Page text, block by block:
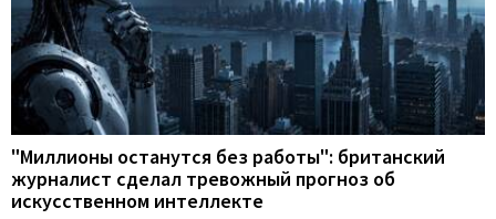
"Миллионы останутся без работы": британский
журналист сделал тревожный прогноз об
искусственном интеллекте